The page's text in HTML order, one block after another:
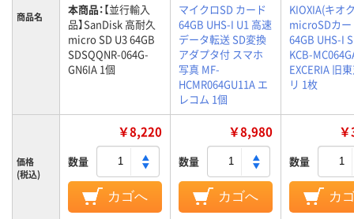
商品名 本商品：【並行輸入
品】SanDisk 高耐久
micro SD U3 64GB
SDSQQNR-064G-
GN6IA 1個
マイクロSD カード
64GB UHS-I U1 高速
データ転送 SD変換
アダプタ付 スマホ
写真 MF-
HCMR064GU11A エ
レコム 1個
KIOXIA(キオ
microSDカー
64GB UHS-I
KCB-
EXCERIA 旧
リ 1枚
価格
(税込)
￥8,220
数量
カゴへ
￥8,980
数量
カゴへ
数量
カ